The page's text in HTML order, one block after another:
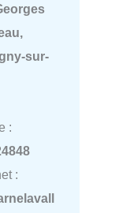
sur-
:
: